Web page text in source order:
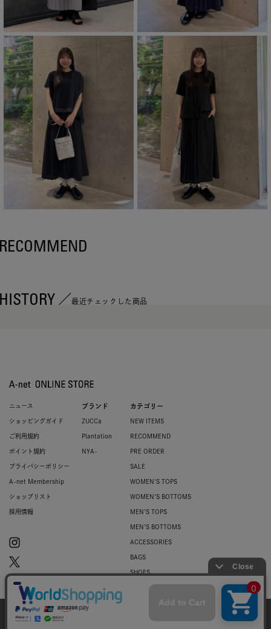
最近チェックした商品
ニュース
ショッピングガイド
ご利用規約
ポイント規約
プライバシーポリシー
A-net Membership
ショップリスト
採用情報
ブランド
ZUCCa
Plantation
NYA-
カテゴリー
NEW ITEMS
RECOMMEND
PRE ORDER
SALE
WOMEN'S TOPS
WOMEN'S BOTTOMS
MEN'S TOPS
MEN'S BOTTOMS
ACCESSORIES
BAGS
SHOES
ZUCCa LOGO
当サイトではお客様のウェブサイト体験を
より向上させる為にCookieを使用しており